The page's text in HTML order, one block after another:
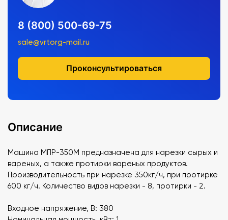
8 (800) 500-69-75
sale@vrtorg-mail.ru
Проконсультироваться
Описание
Машина МПР-350М предназначена для нарезки сырых и
вареных, а также протирки вареных продуктов.
Производительность при нарезке 350кг/ч, при протирке
600 кг/ч. Количество видов нарезки - 8, протирки - 2.
Входное напряжение, В: 380